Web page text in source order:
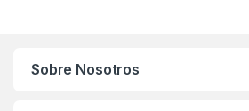
Sobre Nosotros